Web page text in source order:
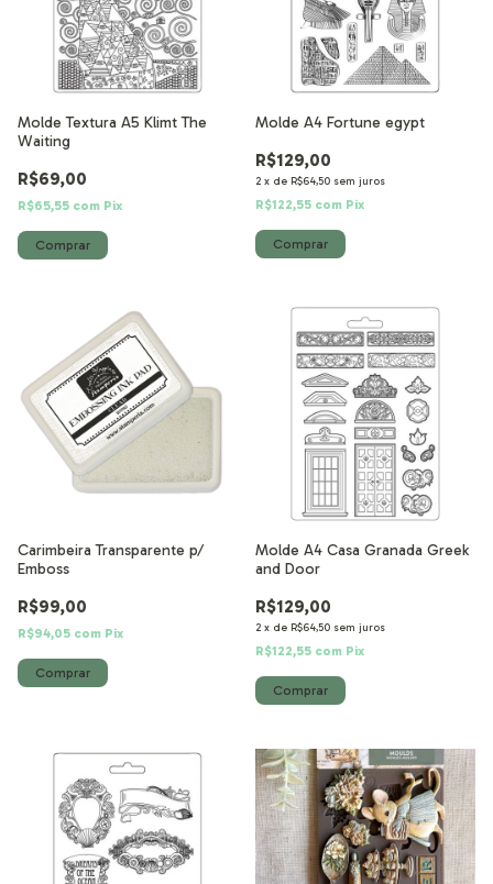
Molde Textura A5 Klimt The
Waiting
R$69,00
R$65,55 com Pix
Molde A4 Fortune egypt
R$129,00
2 x de R$64,50 sem juros
R$122,55 com Pix
Carimbeira Transparente p/
Emboss
R$99,00
R$94,05 com Pix
Molde A4 Casa Granada Greek
and Door
R$129,00
2 x de R$64,50 sem juros
R$122,55 com Pix